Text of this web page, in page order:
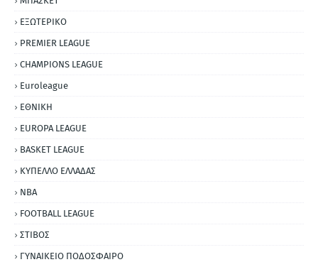
ΕΞΩΤΕΡΙΚΟ
PREMIER LEAGUE
CHAMPIONS LEAGUE
Euroleague
ΕΘΝΙΚΗ
EUROPA LEAGUE
BASKET LEAGUE
ΚΥΠΕΛΛΟ ΕΛΛΑΔΑΣ
NBA
FOOTBALL LEAGUE
ΣΤΙΒΟΣ
ΓΥΝΑΙΚΕΙΟ ΠΟΔΟΣΦΑΙΡΟ